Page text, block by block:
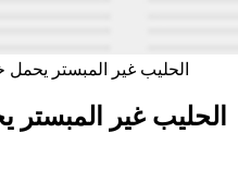
الحليب غير